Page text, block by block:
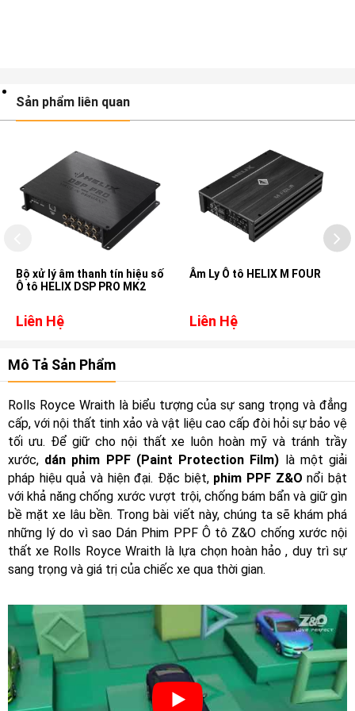
Sản phẩm liên quan
Bộ xử lý âm thanh tín hiệu số
Ô tô HELIX DSP PRO MK2
Liên Hệ
Âm Ly Ô tô HELIX M FOUR
Liên Hệ
Mô Tả Sản Phẩm
Rolls Royce Wraith là biểu tượng của sự sang trọng và đẳng
cấp, với nội thất tinh xảo và vật liệu cao cấp đòi hỏi sự bảo vệ
tối ưu. Để giữ cho nội thất xe luôn hoàn mỹ và tránh trầy
xước, dán phim PPF (Paint Protection Film) là một giải
pháp hiệu quả và hiện đại. Đặc biệt, phim PPF Z&O nổi bật
với khả năng chống xước vượt trội, chống bám bẩn và giữ gìn
bề mặt xe lâu bền. Trong bài viết này, chúng ta sẽ khám phá
những lý do vì sao Dán Phim PPF Ô tô Z&O chống xước nội
thất xe Rolls Royce Wraith là lựa chọn hoàn hảo , duy trì sự
sang trọng và giá trị của chiếc xe qua thời gian.